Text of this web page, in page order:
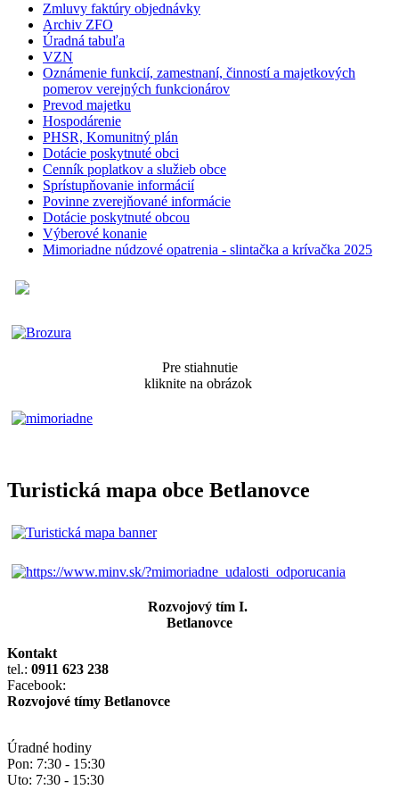
Zmluvy faktúry objednávky
Archiv ZFO
Úradná tabuľa
VZN
Oznámenie funkcií, zamestnaní, činností a majetkových
pomerov verejných funkcionárov
Prevod majetku
Hospodárenie
PHSR, Komunitný plán
Dotácie poskytnuté obci
Cenník poplatkov a služieb obce
Sprístupňovanie informácií
Povinne zverejňované informácie
Dotácie poskytnuté obcou
Výberové konanie
Mimoriadne núdzové opatrenia - slintačka a krívačka 2025
Pre stiahnutie
kliknite na obrázok
Turistická mapa obce Betlanovce
Rozvojový tím I.
Betlanovce
Kontakt
tel.: 0911 623 238
Facebook:
Rozvojové tímy Betlanovce
Úradné hodiny
Pon: 7:30 - 15:30
Uto: 7:30 - 15:30